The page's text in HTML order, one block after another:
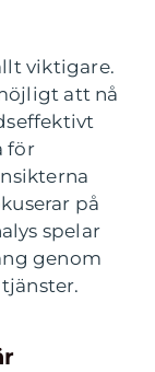
viktigare.
att nå
för
på
spelar
genom